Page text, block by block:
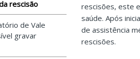
rescisão
de Vale
gravar
rescisões, este
saúde. Após
de assistência
rescisões.